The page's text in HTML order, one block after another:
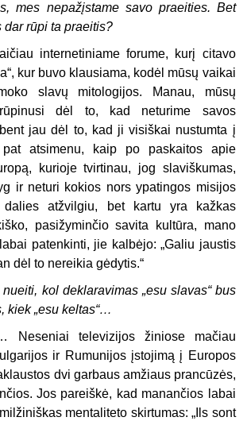
mes nepažįstame savo praeities. Bet
dar rūpi ta praeitis?
internetiniame forume, kurį citavo
kur buvo klausiama, kodėl mūsų vaikai
slavų mitologijos. Manau, mūsų
dėl to, kad neturime savos
jau dėl to, kad ji visiškai nustumta į
pat atsimenu, kaip po paskaitos apie
kurioje tvirtinau, jog slaviškumas,
ir neturi kokios nors ypatingos misijos
dalies atžvilgiu, bet kartu yra kažkas
pasižyminčio savita kultūra, mano
patenkinti, jie kalbėjo: „Galiu jaustis
dėl to nereikia gėdytis.“
kol deklaravimas „esu slavas“ bus
kiek „esu keltas“…
Neseniai televizijos žiniose mačiau
ir Rumunijos įstojimą į Europos
dvi garbaus amžiaus prancūzės,
Jos pareiškė, kad manančios labai
mentaliteto skirtumas: „Ils sont